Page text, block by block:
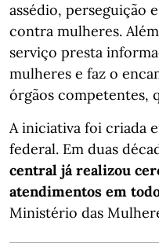
assédio, perseguição
contra mulheres.
serviço presta
mulheres e faz o
órgãos competentes,
A iniciativa foi criada
federal. Em duas
central já realizou
atendimentos em
Ministério das